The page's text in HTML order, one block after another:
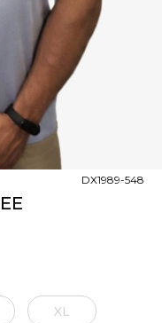
DX1989-548
XL